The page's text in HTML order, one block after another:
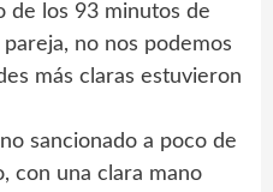
de los 93 minutos de
no nos podemos
más claras estuvieron
sancionado a poco de
con una clara mano